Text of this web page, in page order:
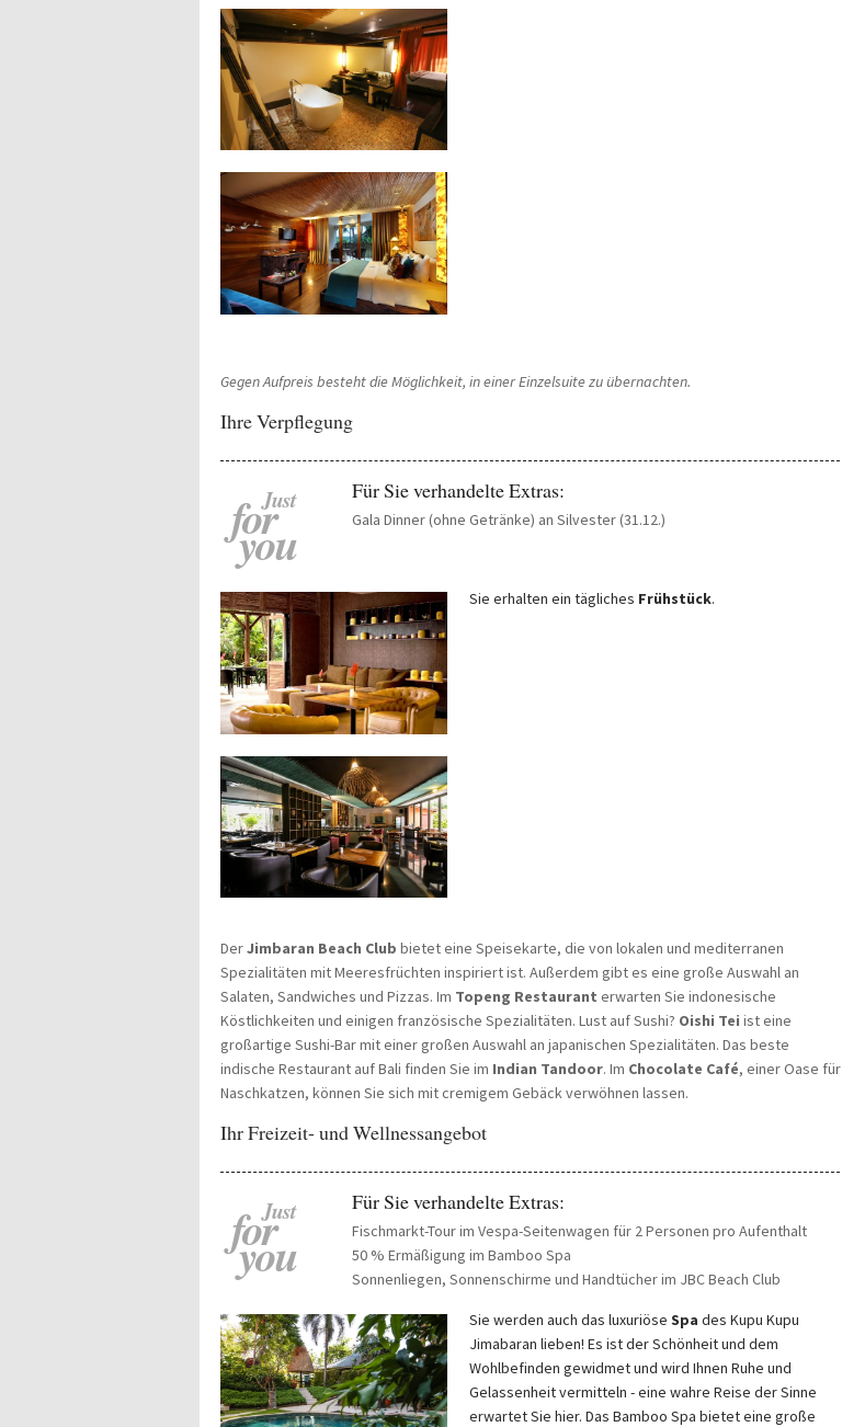
Gegen Aufpreis besteht die Möglichkeit, in einer Einzelsuite zu übernachten.
Ihre Verpflegung
Just
for
you
Für Sie verhandelte Extras:
Gala Dinner (ohne Getränke) an Silvester (31.12.)
Sie erhalten ein tägliches Frühstück.
DerJimbaran Beach Club bietet eine Speisekarte, die von lokalen und mediterranen
Spezialitäten mit Meeresfrüchten inspiriert ist. Außerdem gibt es eine große Auswahl an
Salaten, Sandwiches und Pizzas. Im Topeng Restaurant erwarten Sie indonesische
Köstlichkeiten und einigen französische Spezialitäten. Lust auf Sushi? Oishi Tei ist eine
großartige Sushi-Bar mit einer großen Auswahl an japanischen Spezialitäten. Das beste
indische Restaurant auf Bali finden Sie im Indian Tandoor. Im Chocolate Café, einer Oase für
Naschkatzen, können Sie sich mit cremigem Gebäck verwöhnen lassen.
Ihr Freizeit- und Wellnessangebot
Just
for
you
Für Sie verhandelte Extras:
Fischmarkt-Tour im Vespa-Seitenwagen für 2 Personen pro Aufenthalt
50 % Ermäßigung im Bamboo Spa
Sonnenliegen, Sonnenschirme und Handtücher im JBC Beach Club
Sie werden auch das luxuriöse Spa des Kupu Kupu
Jimabaran lieben! Es ist der Schönheit und dem
Wohlbefinden gewidmet und wird Ihnen Ruhe und
Gelassenheit vermitteln - eine wahre Reise der Sinne
erwartet Sie hier. Das Bamboo Spa bietet eine große